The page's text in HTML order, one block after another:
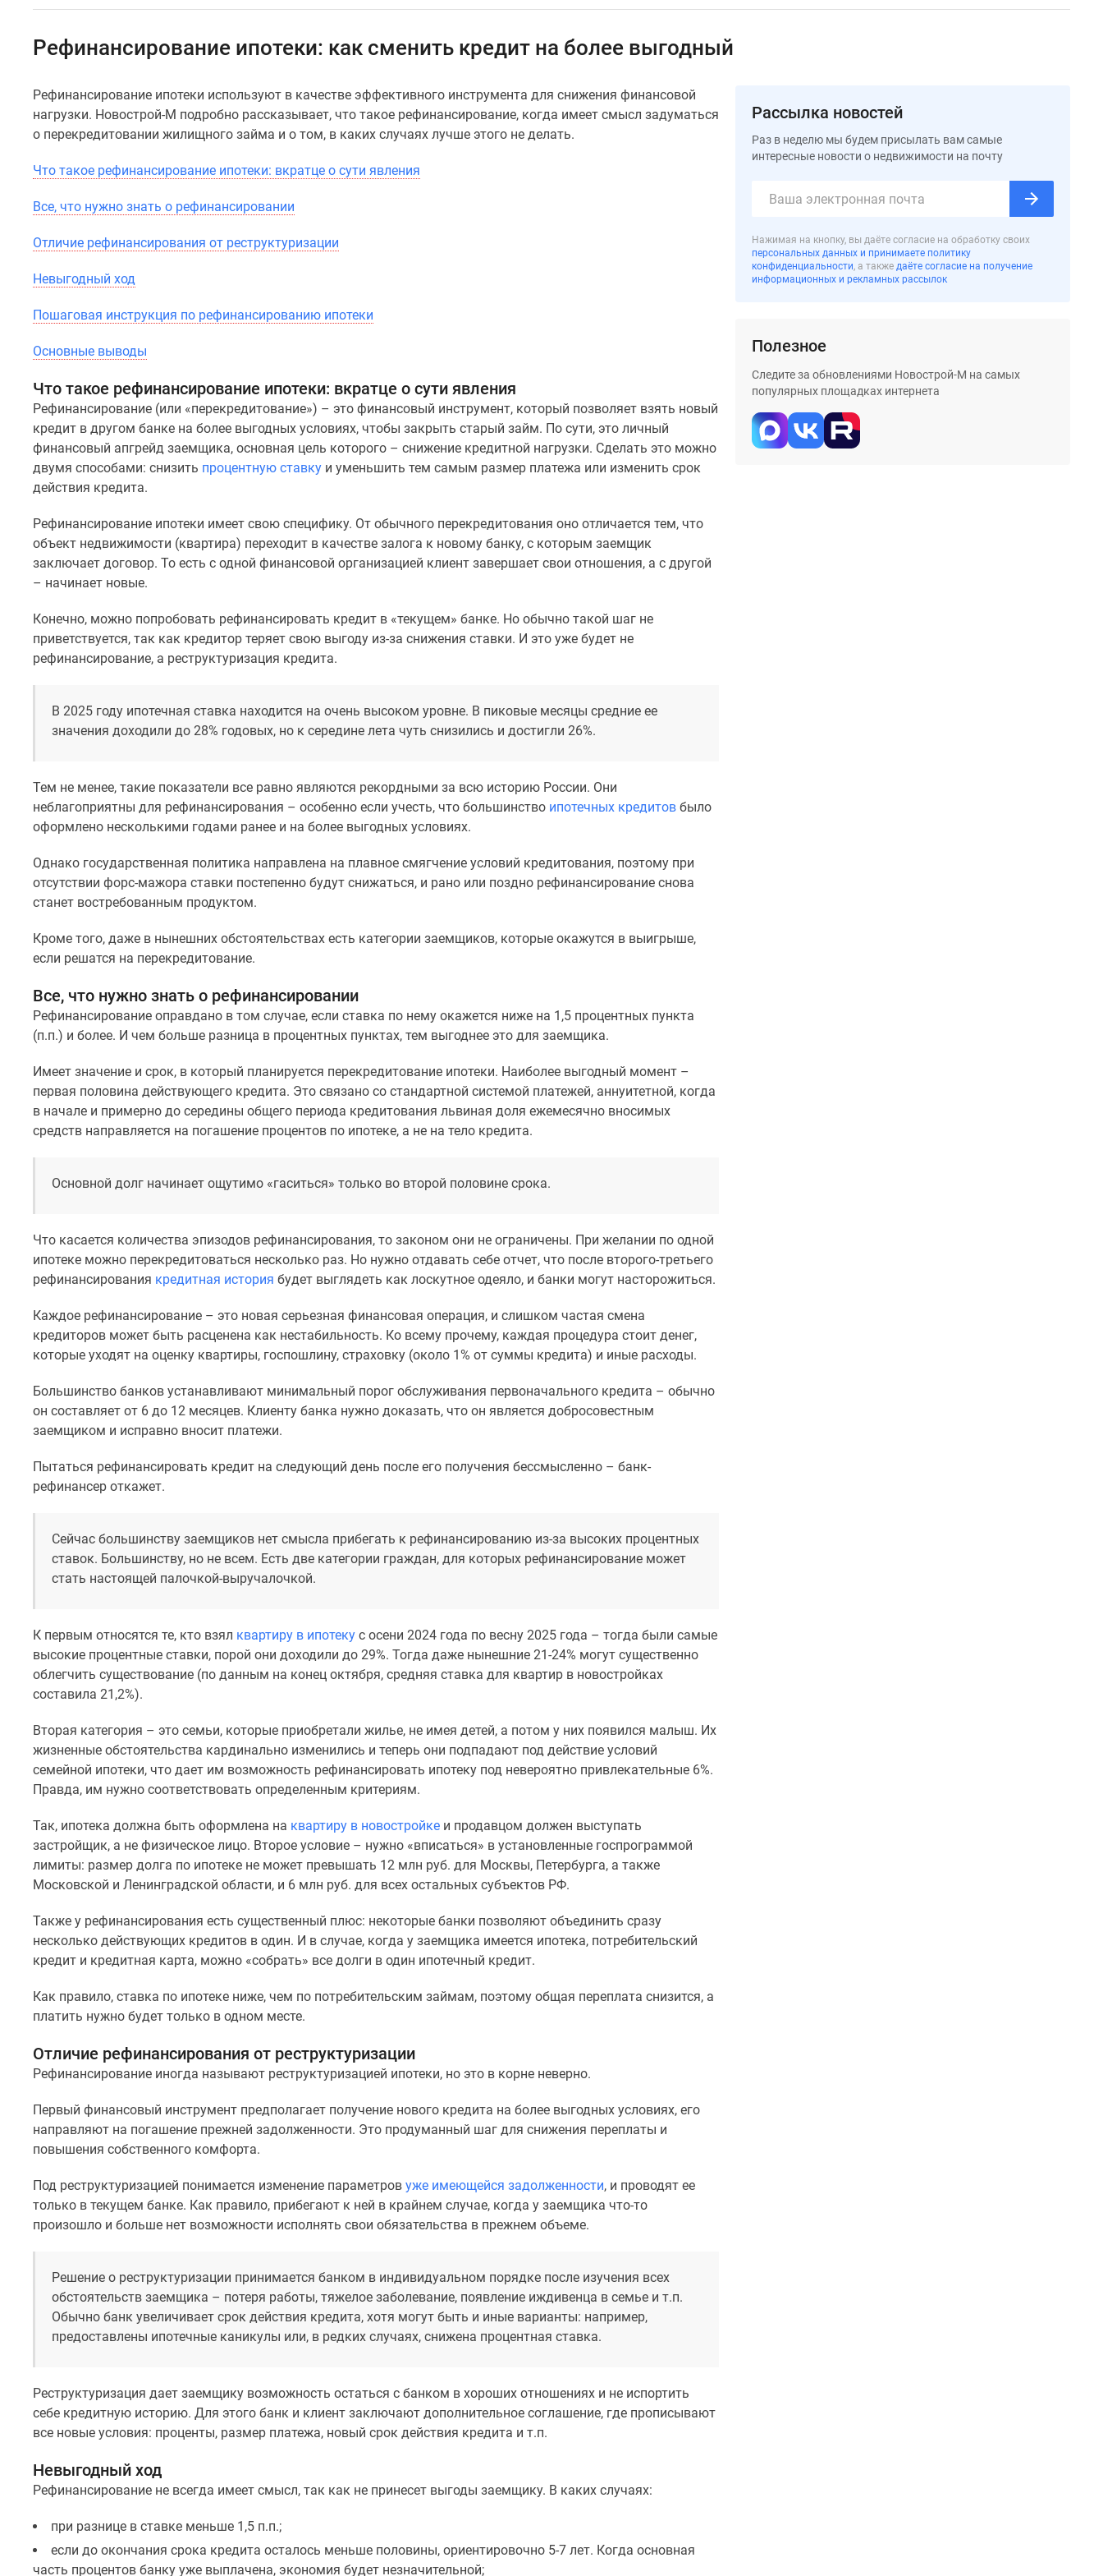
помещения
застройщики
Панорамы
новостроек
новостроек
Экспертиза
Экология
Студии
комнатные
комнатные
Квартиры
Ипотечный
Семейная
ипотека
ипотека
недвижимости
Мнение
эксперта
Покупателю
новостроек
проекте
Контакты
Машино-
Апартаменты
ипотека
#рассрочка
Квартиры
скидками
новостроек
застройщиком
Rutube
Программа
реновации
Москве
премиум-
класса
Новостройки
класса
Рассрочка
Траншевая
ипотека
Коттеджные
Москве
Готовые
коттеджные
поселки
коттеджные
Коттеджные
поселки
Коттеджные
поселки
водоема
Коттеджные
ипотеку
Бизнес-
Скидки
Рефинансирование ипотеки: как сменить кредит на более выгодный
Рефинансирование ипотеки используют в качестве эффективного инструмента для снижения финансовой
нагрузки. Новострой-М подробно рассказывает, что такое рефинансирование, когда имеет смысл задуматься
о перекредитовании жилищного займа и о том, в каких случаях лучше этого не делать.
Что такое рефинансирование ипотеки: вкратце о сути явления
Все, что нужно знать о рефинансировании
Отличие рефинансирования от реструктуризации
Невыгодный ход
Пошаговая инструкция по рефинансированию ипотеки
Основные выводы
Что такое рефинансирование ипотеки: вкратце о сути явления
Рефинансирование (или «перекредитование») – это финансовый инструмент, который позволяет взять новый
кредит в другом банке на более выгодных условиях, чтобы закрыть старый займ. По сути, это личный
финансовый апгрейд заемщика, основная цель которого – снижение кредитной нагрузки. Сделать это можно
двумя способами: снизить процентную ставку и уменьшить тем самым размер платежа или изменить срок
действия кредита.
Рефинансирование ипотеки имеет свою специфику. От обычного перекредитования оно отличается тем, что
объект недвижимости (квартира) переходит в качестве залога к новому банку, с которым заемщик
заключает договор. То есть с одной финансовой организацией клиент завершает свои отношения, а с другой
– начинает новые.
Конечно, можно попробовать рефинансировать кредит в «текущем» банке. Но обычно такой шаг не
приветствуется, так как кредитор теряет свою выгоду из-за снижения ставки. И это уже будет не
рефинансирование, а реструктуризация кредита.
В 2025 году ипотечная ставка находится на очень высоком уровне. В пиковые месяцы средние ее
значения доходили до 28% годовых, но к середине лета чуть снизились и достигли 26%.
Тем не менее, такие показатели все равно являются рекордными за всю историю России. Они
неблагоприятны для рефинансирования – особенно если учесть, что большинство ипотечных кредитов было
оформлено несколькими годами ранее и на более выгодных условиях.
Однако государственная политика направлена на плавное смягчение условий кредитования, поэтому при
отсутствии форс-мажора ставки постепенно будут снижаться, и рано или поздно рефинансирование снова
станет востребованным продуктом.
Кроме того, даже в нынешних обстоятельствах есть категории заемщиков, которые окажутся в выигрыше,
если решатся на перекредитование.
Все, что нужно знать о рефинансировании
Рефинансирование оправдано в том случае, если ставка по нему окажется ниже на 1,5 процентных пункта
(п.п.) и более. И чем больше разница в процентных пунктах, тем выгоднее это для заемщика.
Имеет значение и срок, в который планируется перекредитование ипотеки. Наиболее выгодный момент –
первая половина действующего кредита. Это связано со стандартной системой платежей, аннуитетной, когда
в начале и примерно до середины общего периода кредитования львиная доля ежемесячно вносимых
средств направляется на погашение процентов по ипотеке, а не на тело кредита.
Основной долг начинает ощутимо «гаситься» только во второй половине срока.
Что касается количества эпизодов рефинансирования, то законом они не ограничены. При желании по одной
ипотеке можно перекредитоваться несколько раз. Но нужно отдавать себе отчет, что после второго-третьего
рефинансирования кредитная история будет выглядеть как лоскутное одеяло, и банки могут насторожиться.
Каждое рефинансирование – это новая серьезная финансовая операция, и слишком частая смена
кредиторов может быть расценена как нестабильность. Ко всему прочему, каждая процедура стоит денег,
которые уходят на оценку квартиры, госпошлину, страховку (около 1% от суммы кредита) и иные расходы.
Большинство банков устанавливают минимальный порог обслуживания первоначального кредита – обычно
он составляет от 6 до 12 месяцев. Клиенту банка нужно доказать, что он является добросовестным
заемщиком и исправно вносит платежи.
Пытаться рефинансировать кредит на следующий день после его получения бессмысленно – банк-
рефинансер откажет.
Сейчас большинству заемщиков нет смысла прибегать к рефинансированию из-за высоких процентных
ставок. Большинству, но не всем. Есть две категории граждан, для которых рефинансирование может
стать настоящей палочкой-выручалочкой.
К первым относятся те, кто взял квартиру в ипотеку с осени 2024 года по весну 2025 года – тогда были самые
высокие процентные ставки, порой они доходили до 29%. Тогда даже нынешние 21-24% могут существенно
облегчить существование (по данным на конец октября, средняя ставка для квартир в новостройках
составила 21,2%).
Вторая категория – это семьи, которые приобретали жилье, не имея детей, а потом у них появился малыш. Их
жизненные обстоятельства кардинально изменились и теперь они подпадают под действие условий
семейной ипотеки, что дает им возможность рефинансировать ипотеку под невероятно привлекательные 6%.
Правда, им нужно соответствовать определенным критериям.
Так, ипотека должна быть оформлена на квартиру в новостройке и продавцом должен выступать
застройщик, а не физическое лицо. Второе условие – нужно «вписаться» в установленные госпрограммой
лимиты: размер долга по ипотеке не может превышать 12 млн руб. для Москвы, Петербурга, а также
Московской и Ленинградской области, и 6 млн руб. для всех остальных субъектов РФ.
Также у рефинансирования есть существенный плюс: некоторые банки позволяют объединить сразу
несколько действующих кредитов в один. И в случае, когда у заемщика имеется ипотека, потребительский
кредит и кредитная карта, можно «собрать» все долги в один ипотечный кредит.
Как правило, ставка по ипотеке ниже, чем по потребительским займам, поэтому общая переплата снизится, а
платить нужно будет только в одном месте.
Отличие рефинансирования от реструктуризации
Рефинансирование иногда называют реструктуризацией ипотеки, но это в корне неверно.
Первый финансовый инструмент предполагает получение нового кредита на более выгодных условиях, его
направляют на погашение прежней задолженности. Это продуманный шаг для снижения переплаты и
повышения собственного комфорта.
Под реструктуризацией понимается изменение параметров уже имеющейся задолженности, и проводят ее
только в текущем банке. Как правило, прибегают к ней в крайнем случае, когда у заемщика что-то
произошло и больше нет возможности исполнять свои обязательства в прежнем объеме.
Решение о реструктуризации принимается банком в индивидуальном порядке после изучения всех
обстоятельств заемщика – потеря работы, тяжелое заболевание, появление иждивенца в семье и т.п.
Обычно банк увеличивает срок действия кредита, хотя могут быть и иные варианты: например,
предоставлены ипотечные каникулы или, в редких случаях, снижена процентная ставка.
Реструктуризация дает заемщику возможность остаться с банком в хороших отношениях и не испортить
себе кредитную историю. Для этого банк и клиент заключают дополнительное соглашение, где прописывают
все новые условия: проценты, размер платежа, новый срок действия кредита и т.п.
Невыгодный ход
Рефинансирование не всегда имеет смысл, так как не принесет выгоды заемщику. В каких случаях:
при разнице в ставке меньше 1,5 п.п.;
если до окончания срока кредита осталось меньше половины, ориентировочно 5-7 лет. Когда основная
часть процентов банку уже выплачена, экономия будет незначительной;
Рассылка новостей
Раз в неделю мы будем присылать вам самые
интересные новости о недвижимости на почту
Нажимая на кнопку, вы даёте согласие на обработку своих
персональных данных и принимаете политику
конфиденциальности, а также даёте согласие на получение
информационных и рекламных рассылок
Полезное
Следите за обновлениями Новострой-М на самых
популярных площадках интернета